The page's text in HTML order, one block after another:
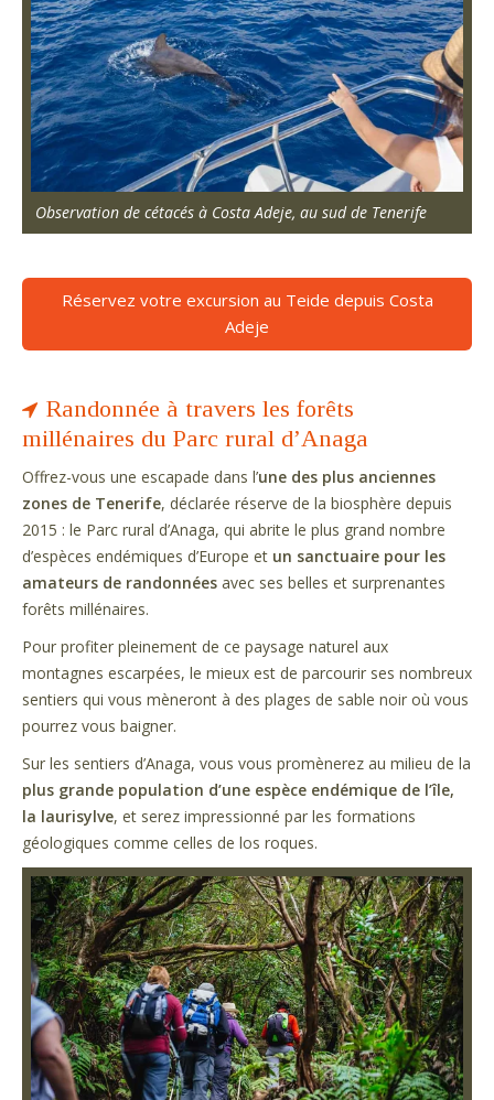
Observation de cétacés à Costa Adeje, au sud de Tenerife
Réservez votre excursion au Teide depuis Costa
Adeje
Randonnée à travers les forêts
millénaires du Parc rural d’Anaga
Offrez-vous une escapade dans l’une des plus anciennes
zones de Tenerife, déclarée réserve de la biosphère depuis
2015 : le Parc rural d’Anaga, qui abrite le plus grand nombre
d’espèces endémiques d’Europe et un sanctuaire pour les
amateurs de randonnées avec ses belles et surprenantes
forêts millénaires.
Pour profiter pleinement de ce paysage naturel aux
montagnes escarpées, le mieux est de parcourir ses nombreux
sentiers qui vous mèneront à des plages de sable noir où vous
pourrez vous baigner.
Sur les sentiers d’Anaga, vous vous promènerez au milieu de la
plus grande population d’une espèce endémique de l’île,
la laurisylve, et serez impressionné par les formations
géologiques comme celles de los roques.